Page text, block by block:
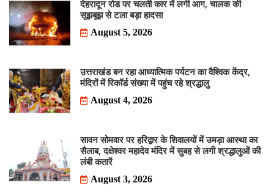
देहरादून रोड पर चलती कार में लगी आग, चालक की
सूझबूझ से टला बड़ा हादसा
August 5, 2026
उत्तराखंड बन रहा आध्यात्मिक पर्यटन का वैश्विक केंद्र,
मंदिरों में रिकॉर्ड संख्या में पहुंच रहे श्रद्धालु
August 4, 2026
सावन सोमवार पर हरिद्वार के शिवालयों में उमड़ा आस्था का
सैलाब, दक्षेश्वर महादेव मंदिर में सुबह से लगी श्रद्धालुओं की
लंबी कतारें
August 3, 2026